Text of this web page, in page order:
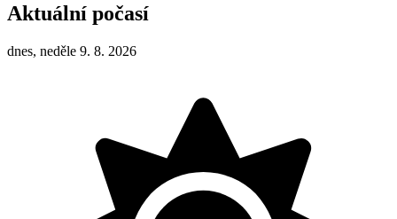
Aktuální počasí
dnes, neděle 9. 8. 2026